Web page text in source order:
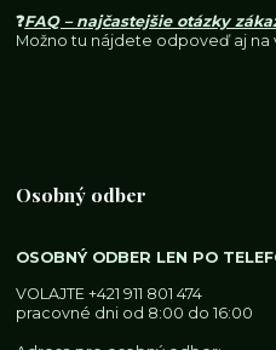
❓FAQ – najčastejšie otázky
Možno tu nájdete odpoveď aj na
Osobný odber
OSOBNÝ ODBER LEN PO
VOLAJTE+421 911 801 474
pracovné dni od 8:00 do 16:00